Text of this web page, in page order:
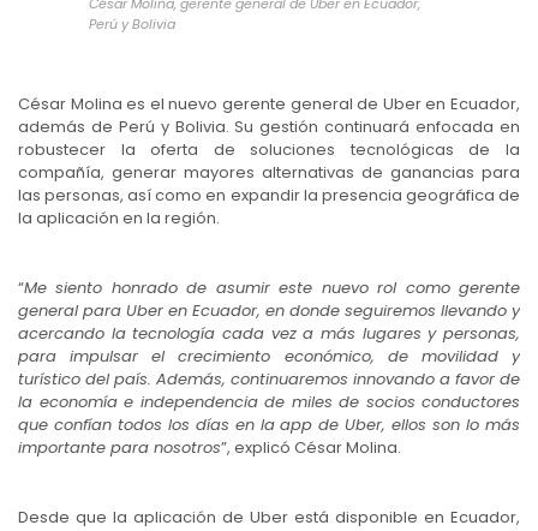
Perú y Bolivia
César Molina es el nuevo gerente general de Uber en Ecuador,
además de Perú y Bolivia. Su gestión continuará enfocada en
robustecer la oferta de soluciones tecnológicas de la
compañía, generar mayores alternativas de ganancias para
las personas, así como en expandir la presencia geográfica de
la aplicación en la región.
“Me siento honrado de asumir este nuevo rol como gerente
general para Uber en Ecuador, en donde seguiremos llevando y
acercando la tecnología cada vez a más lugares y personas,
para impulsar el crecimiento económico, de movilidad y
turístico del país. Además, continuaremos innovando a favor de
la economía e independencia de miles de socios conductores
que confían todos los días en la app de Uber, ellos son lo más
importante para nosotros”, explicó César Molina.
Desde que la aplicación de Uber está disponible en Ecuador,